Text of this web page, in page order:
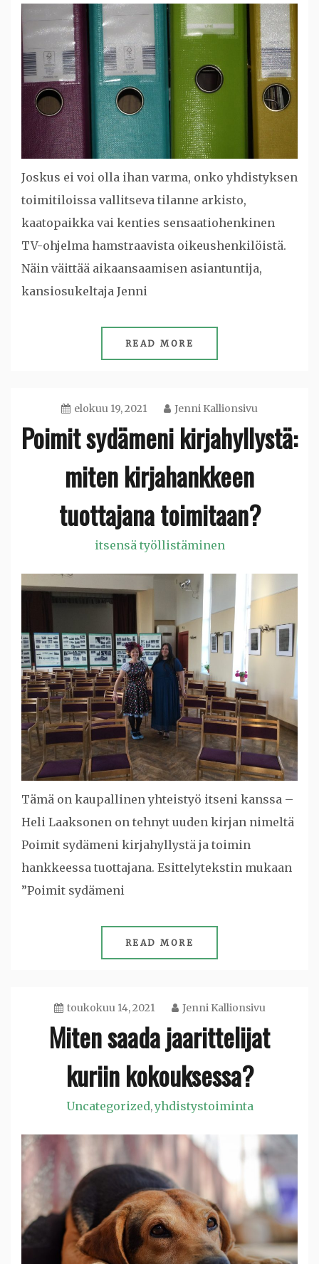
Joskus ei voi olla ihan varma, onko yhdistyksen
toimitiloissa vallitseva tilanne arkisto,
kaatopaikka vai kenties sensaatiohenkinen
TV-ohjelma hamstraavista oikeushenkilöistä.
Näin väittää aikaansaamisen asiantuntija,
kansiosukeltaja Jenni
READ MORE
elokuu 19, 2021 Jenni Kallionsivu
Poimit sydämeni kirjahyllystä:
miten kirjahankkeen
tuottajana toimitaan?
itsensä työllistäminen
Tämä on kaupallinen yhteistyö itseni kanssa –
Heli Laaksonen on tehnyt uuden kirjan nimeltä
Poimit sydämeni kirjahyllystä ja toimin
hankkeessa tuottajana. Esittelytekstin mukaan
”Poimit sydämeni
READ MORE
toukokuu 14, 2021 Jenni Kallionsivu
Miten saada jaarittelijat
kuriin kokouksessa?
Uncategorized,yhdistystoiminta